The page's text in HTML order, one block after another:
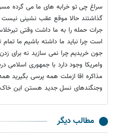
گذاشتند حالا موقع عقب نشینی نیست
جرات حمله را به ما داشت وقتی
است چرا نباید ما داشته باشیم ما
جون خریدیم چرا نمی سازید نه برای زدن
وامریکا وجود دارد با جمهوری
مذاکره اقا ازملت همه پرسی بگیرید
وجنگندهای نسل جدید هستن این
مطالب دیگر